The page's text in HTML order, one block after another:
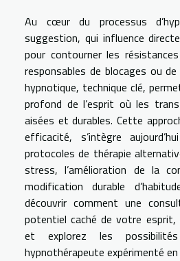
Au cœur du processus
suggestion, qui influence
pour contourner les
responsables de blocages ou
hypnotique, technique clé,
profond de l’esprit où les
aisées et durables. Cette
efficacité, s’intègre
protocoles de thérapie
stress, l’amélioration de la
modification durable
découvrir comment une
potentiel caché de votre esprit,
et explorez les
hypnothérapeute expérimenté en